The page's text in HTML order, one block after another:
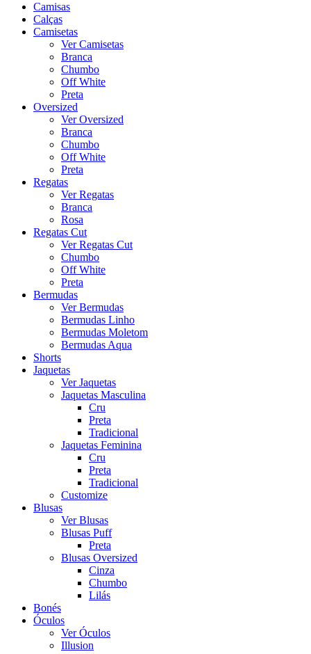
Camisas
Calças
Camisetas
Ver Camisetas
Branca
Chumbo
Off White
Preta
Oversized
Ver Oversized
Branca
Chumbo
Off White
Preta
Regatas
Ver Regatas
Branca
Rosa
Regatas Cut
Ver Regatas Cut
Chumbo
Off White
Preta
Bermudas
Ver Bermudas
Bermudas Linho
Bermudas Moletom
Bermudas Aqua
Shorts
Jaquetas
Ver Jaquetas
Jaquetas Masculina
Cru
Preta
Tradicional
Jaquetas Feminina
Cru
Preta
Tradicional
Customize
Blusas
Ver Blusas
Blusas Puff
Preta
Blusas Oversized
Cinza
Chumbo
Lilás
Bonés
Óculos
Ver Óculos
Illusion